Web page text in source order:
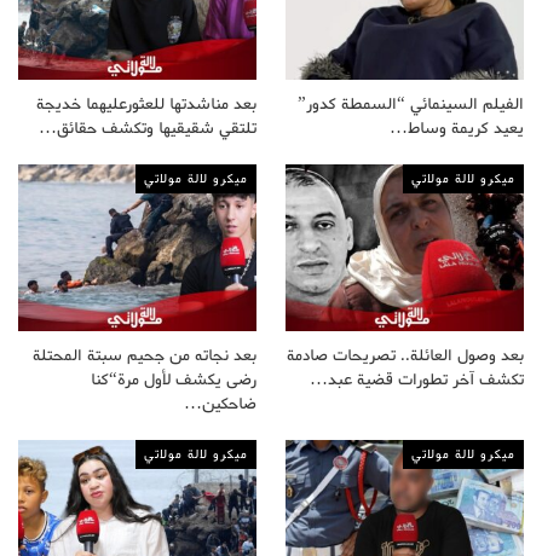
الفيلم السينمائي “السمطة كدور”
يعيد كريمة وساط…
بعد مناشدتها للعثورعليهما خديجة
تلتقي شقيقيها وتكشف حقائق…
ميكرو لالة مولاتي
بعد وصول العائلة.. تصريحات صادمة
تكشف آخر تطورات قضية عبد…
ميكرو لالة مولاتي
بعد نجاته من جحيم سبتة المحتلة
رضى يكشف لأول مرة“كنا
ضاحكين…
ميكرو لالة مولاتي ميكرو لالة مولاتي